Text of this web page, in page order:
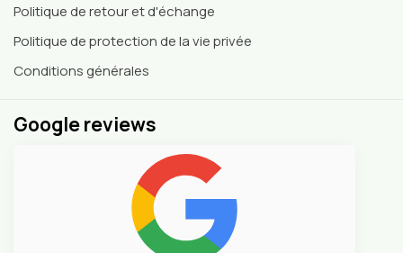
Politique de retour et d'échange
Politique de protection de la vie privée
Conditions générales
Google reviews